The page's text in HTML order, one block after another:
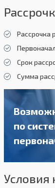
Рассрочка
Срок
Сумма
по
Условия